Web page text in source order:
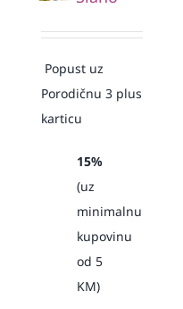
Popust uz
Porodičnu 3 plus
karticu
15%
(uz
minimalnu
kupovinu
od 5
KM)